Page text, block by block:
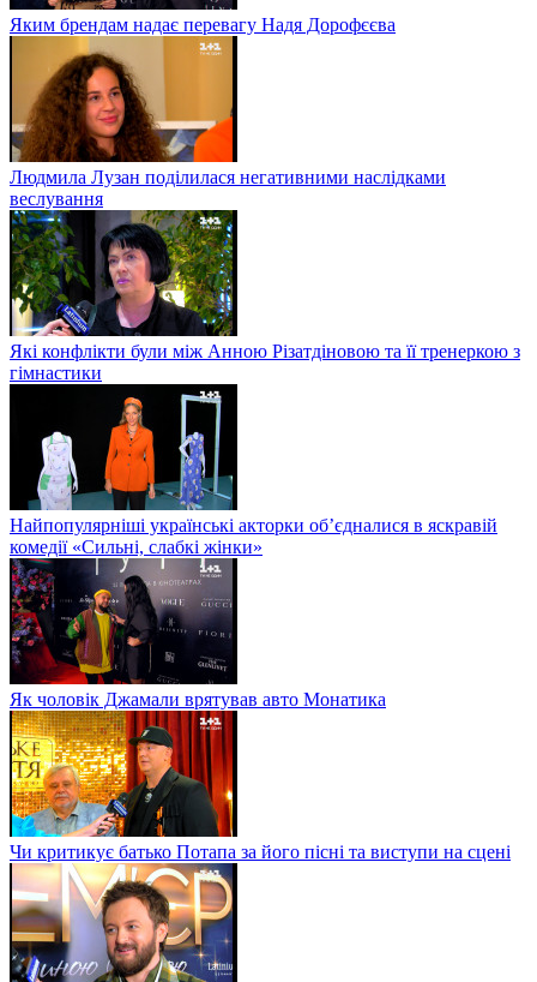
Яким брендам надає перевагу Надя Дорофєєва
Людмила Лузан поділилася негативними наслідками
веслування
Які конфлікти були між Анною Різатдіновою та її тренеркою з
гімнастики
Найпопулярніші українські акторки об’єдналися в яскравій
комедії «Сильні, слабкі жінки»
Як чоловік Джамали врятував авто Монатика
Чи критикує батько Потапа за його пісні та виступи на сцені